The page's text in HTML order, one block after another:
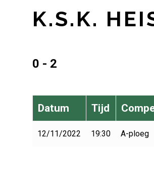
K.S.K.
0 - 2
Datum Tijd
12/11/2022 19:30 A-ploeg